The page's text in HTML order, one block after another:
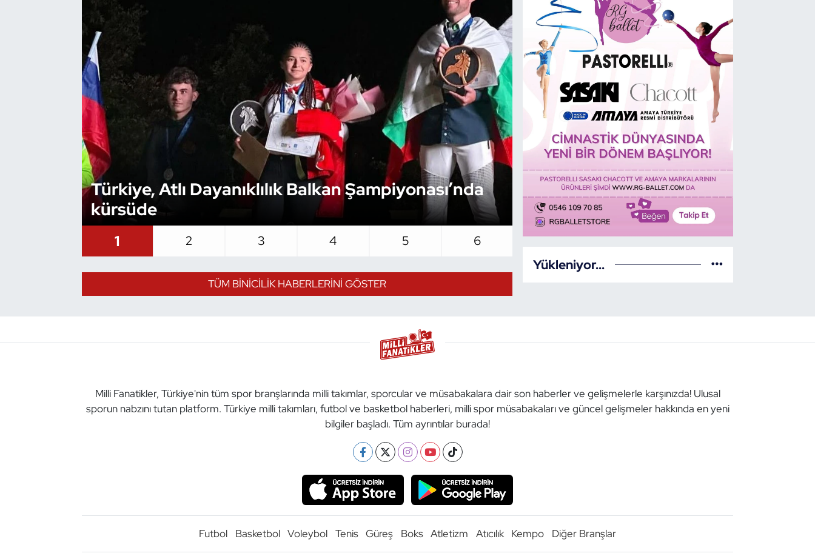
Türkiye, Atlı Dayanıklılık Balkan Şampiyonası’nda
kürsüde
Atlı Dayanıklılık Milli Takımı
Şampiyonada
1 2 3 4 5 6
TÜM BINICILIK HABERLERINI GÖSTER
Yükleniyor...
Milli Fanatikler, Türkiye'nin tüm spor branşlarında milli takımlar, sporcular ve müsabakalara dair son haberler ve gelişmelerle karşınızda! Ulusal
sporun nabzını tutan platform. Türkiye milli takımları, futbol ve basketbol haberleri, milli spor müsabakaları ve güncel gelişmeler hakkında en yeni
bilgiler başladı. Tüm ayrıntılar burada!
Futbol Basketbol Voleybol Tenis Güreş Boks Atletizm Atıcılık Kempo Diğer Branşlar
Bocce Bowling Dart
Buz Hokeyi
Buz Pateni
Çim Hokeyi
Cimnastik
Dövüş Sanatı